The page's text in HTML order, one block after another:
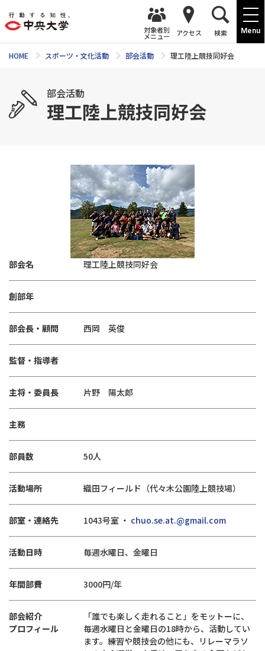
Menu
対象者別
メニュー アクセス 検索
HOME スポーツ・文化活動 部会活動 理工陸上競技同好会
部会活動
理工陸上競技同好会
部会名 理工陸上競技同好会
創部年
部会長・顧問 西岡 英俊
監督・指導者
主将・委員長 片野 陽太郎
主務
部員数 50人
活動場所 織田フィールド（代々木公園陸上競技場）
部室・連絡先 1043号室 ・ chuo.se.at.@gmail.com
活動日時 毎週水曜日、金曜日
年間部費 3000円/年
部会紹介
プロフィール
「誰でも楽しく走れること」をモットーに、
毎週水曜日と金曜日の18時から、活動してい
ます。練習や競技会の他にも、リレーマラソ